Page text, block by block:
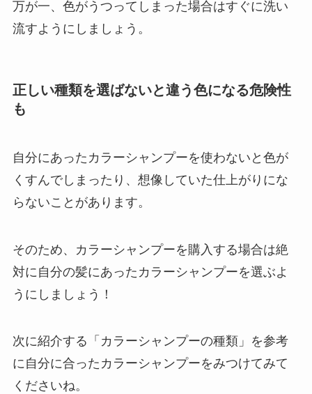
万が一、色がうつってしまった場合はすぐに洗い
流すようにしましょう。
正しい種類を選ばないと違う色になる危険性
も
自分にあったカラーシャンプーを使わないと色が
くすんでしまったり、想像していた仕上がりにな
らないことがあります。
そのため、カラーシャンプーを購入する場合は絶
対に自分の髪にあったカラーシャンプーを選ぶよ
うにしましょう！
次に紹介する「カラーシャンプーの種類」を参考
に自分に合ったカラーシャンプーをみつけてみて
くださいね。